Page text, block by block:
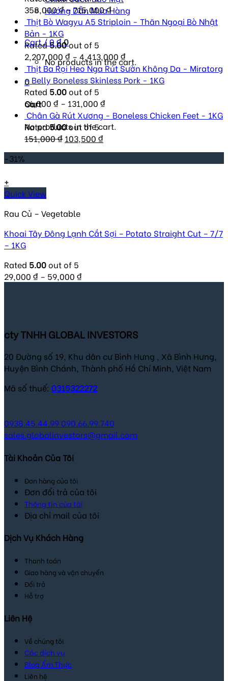
Hướng Dẫn Mua Hàng
Cart /0₫0
No products in the cart.
0
Cart
No products in the cart.
358,000₫– 715,000₫
Thịt Bò Wagyu A5 Striploin - Thăn Ngoại Bò Nhật
Bản - 1KG
Rated5.00out of 5
2,207,000 ₫ – 4,413,000 ₫
Thịt Ba Rọi Heo Nga Rút Sườn Không Da - Miratorg
- Belly Boneless Skinless Pork - 1KG
Rated 5.00out of 5
66,000 ₫ – 131,000 ₫
Chân Gà Rút Xương - Boneless Chicken Feet - 1KG
Rated5.00out of 5
151,000₫ Original
price
was:
103,500 ₫Current
price
is:
-31%
+
Quick View
Rau Củ – Vegetable
Khoai Tây Đông Lạnh Cắt Sợi – Potato Straight Cut – 7/7
– 1KG
Rated 5.00out of 5
29,000 ₫ – 59,000 ₫
cty TNHH GLOBAL INVESTORS
20 Đường số 19, Khu dân cư Bình Hưng , Xã Bình Hưng,
Huyện Bình Chánh, Thành phố Hồ Chí Minh, Việt Nam
Mã số thuế: 0315322272
0938.45.44.99090.66.99.740
sales.globalinvestors@gmail.com
Tài Khoản Của Tôi
Đơn hàng của tôi
Đơn đổi trả của tôi
Thông tin của tôi
Địa chỉ mail của tôi
Dịch Vụ Khách Hàng
Thanh toán
Giao hàng và vận chuyển
Đổi trả
Hỗ trợ
Liên Hệ
Về chúng tôi
Các dịch vụ
Blog Ẩm Thực
Liên hệ